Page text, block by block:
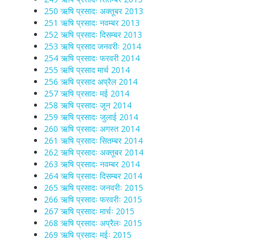
250 ऋषि प्रसादः अक्तूबर 2013
251 ऋषि प्रसादः नवम्बर 2013
252 ऋषि प्रसादः दिसम्बर 2013
253 ऋषि प्रसाद जनवरीः 2014
254 ऋषि प्रसादः फरवरी 2014
255 ऋषि प्रसाद मार्च 2014
256 ऋषि प्रसाद अप्रैल 2014
257 ऋषि प्रसादः मई 2014
258 ऋषि प्रसादः जून 2014
259 ऋषि प्रसादः जुलाई 2014
260 ऋषि प्रसादः अगस्त 2014
261 ऋषि प्रसादः सितम्बर 2014
262 ऋषि प्रसादः अक्तूबर 2014
263 ऋषि प्रसादः नवम्बर 2014
264 ऋषि प्रसादः दिसम्बर 2014
265 ऋषि प्रसादः जनवरीः 2015
266 ऋषि प्रसादः फरवरीः 2015
267 ऋषि प्रसादः मार्चः 2015
268 ऋषि प्रसादः अप्रैलः 2015
269 ऋषि प्रसादः मईः 2015